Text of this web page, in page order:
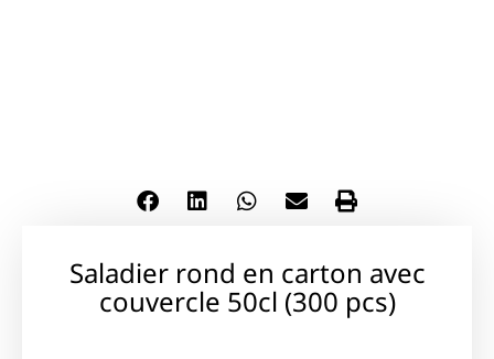
Saladier rond en carton avec
couvercle 50cl (300 pcs)